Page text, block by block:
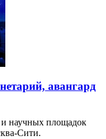
авангард
и научных площадок
Сити.